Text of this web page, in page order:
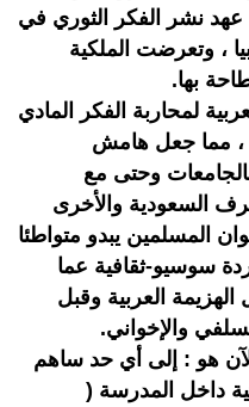
عهد نشر الفكر الثوري في
، وتعرضت الملكية
بها.
لمحاربة الفكر المادي
، مما جعل هامش
بالجامعات وحتى مع
السعودية والأخرى
المسلمين يبدو متواطئا
سوسيو-ثقافية عما
العربية وقبل
والإخواني.
هو : إلى أي حد ساهم
داخل المدرسة (